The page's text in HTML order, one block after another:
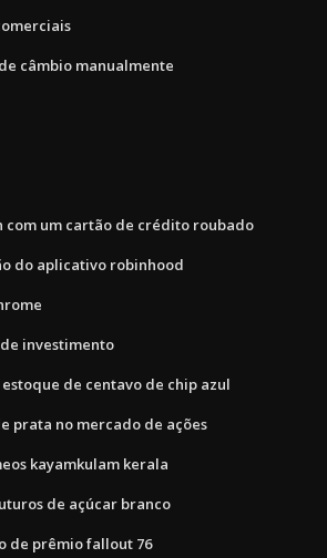
câmbio manualmente
com um cartão de crédito roubado
do aplicativo robinhood
investimento
de centavo de chip azul
prata no mercado de ações
kayamkulam kerala
de açúcar branco
de prêmio fallout 76